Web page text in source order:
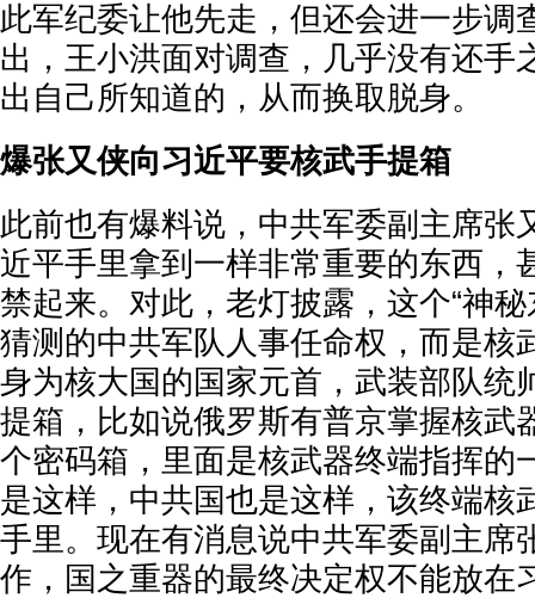
此军纪委让他先走，但还会进一步调
出，王小洪面对调查，几乎没有还手
出自己所知道的，从而换取脱身。
爆张又侠向习近平要核武手提箱
此前也有爆料说，中共军委副主席张
近平手里拿到一样非常重要的东西，
禁起来。对此，老灯披露，这个“神
猜测的中共军队人事任命权，而是核
身为核大国的国家元首，武装部队统
提箱，比如说俄罗斯有普京掌握核武
个密码箱，里面是核武器终端指挥的
是这样，中共国也是这样，该终端核
手里。现在有消息说中共军委副主席
作，国之重器的最终决定权不能放在